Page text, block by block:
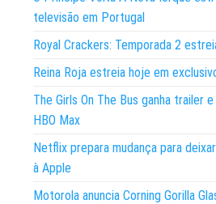
televisão em Portugal
Royal Crackers: Temporada 2
Reina Roja estreia hoje em
The Girls On The Bus ganha trailer
HBO Max
Netflix prepara mudança para
à Apple
Motorola anuncia Corning Gorilla